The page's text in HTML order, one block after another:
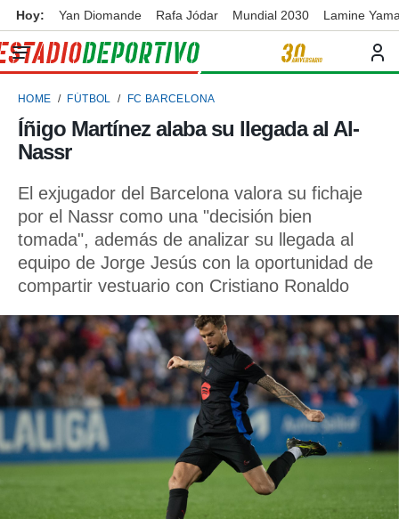
de
por
para
la
calidad.
a este
las
y
forma
digital
basada
permite
seguir
contenido
ACEPTAR
Y
CONTINUAR
Hoy: Yan Diomande Rafa Jódar Mundial 2030 Lamine
HOME FÚTBOL FC BARCELONA
Íñigo Martínez alaba su llegada al Al-
Nassr
El exjugador del Barcelona valora su fichaje
por el Nassr como una "decisión bien
tomada", además de analizar su llegada al
equipo de Jorge Jesús con la oportunidad de
compartir vestuario con Cristiano Ronaldo